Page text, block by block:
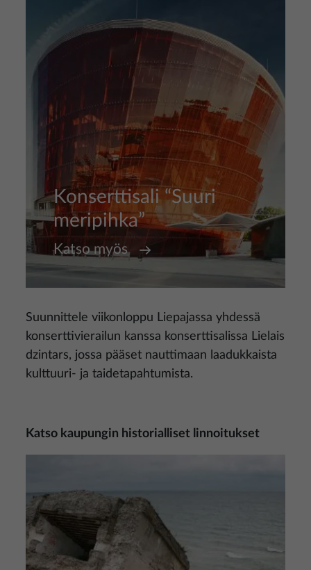
Konserttisali “Suuri
meripihka”
Katso myös
Suunnittele viikonloppu Liepajassa yhdessä
konserttivierailun kanssa konserttisalissa Lielais
dzintars, jossa pääset nauttimaan laadukkaista
kulttuuri- ja taidetapahtumista.
Katso kaupungin historialliset linnoitukset